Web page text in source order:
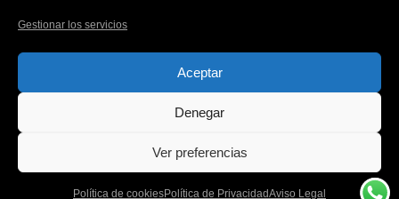
Gestionar los servicios
Aceptar
Denegar
Ver preferencias
Política de cookiesPolítica de PrivacidadAviso Legal
© Fotografía de producto moda retrato y Publicidad en
Alicante 2026
Creado con Storefront